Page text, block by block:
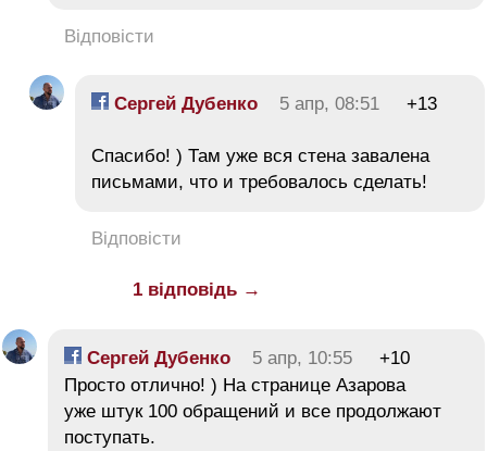
Відповісти
Сергей Дубенко 5 апр, 08:51 +13
Cпасибо! ) Там уже вся стена завалена
письмами, что и требовалось сделать!
Відповісти
1 відповідь →
Сергей Дубенко 5 апр, 10:55
+10
Просто отлично! ) На странице Азарова
уже штук 100 обращений и все продолжают
поступать.